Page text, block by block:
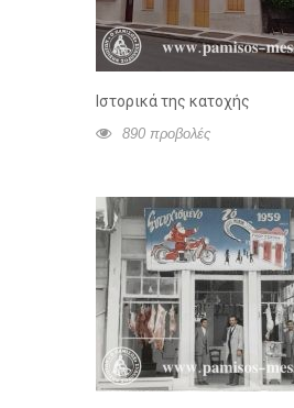
Ιστορικά της κατοχής
890 προβολές